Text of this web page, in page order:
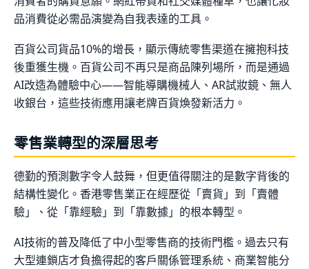
品消費從必需品演變為自我表達的工具。
百貨公司貨品10%的增長，顯示傳統零售渠道在擁抱科技
後重獲生機。百貨公司不再只是商品陳列場所，而是通過
AI改造為體驗中心——智能導購機械人、AR試妝鏡、無人
收銀台，這些技術應用讓老牌百貨煥發新活力。
零售業轉型的深層思考
德勤的預測數字令人鼓舞，但更值得關注的是數字背後的
結構性變化。香港零售業正在經歷從「賣貨」到「賣體
驗」、從「靠經驗」到「靠數據」的根本轉型。
AI技術的普及降低了中小型零售商的技術門檻。過去只有
大型連鎖店才負擔得起的客戶關係管理系統、商業智能分